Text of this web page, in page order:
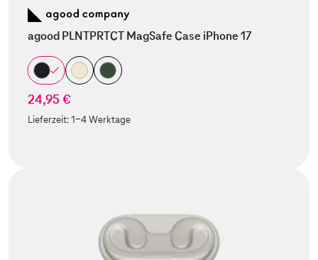
agood PLNTPRTCT MagSafe Case iPhone 17
24,95 €
Lieferzeit:1-4 Werktage